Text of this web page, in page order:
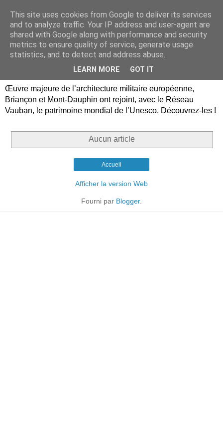
Briançon, Mont-Dauphin,
Vauban Unesco Hautes-
Œuvre majeure de l’architecture militaire européenne,
Briançon et Mont-Dauphin ont rejoint, avec le Réseau
Vauban, le patrimoine mondial de l’Unesco. Découvrez-les !
Aucun article
Accueil
Afficher la version Web
Fourni par Blogger.
This site uses cookies from Google to deliver its services
and to analyze traffic. Your IP address and user-agent are
shared with Google along with performance and security
metrics to ensure quality of service, generate usage
statistics, and to detect and address abuse.
LEARN MORE GOT IT